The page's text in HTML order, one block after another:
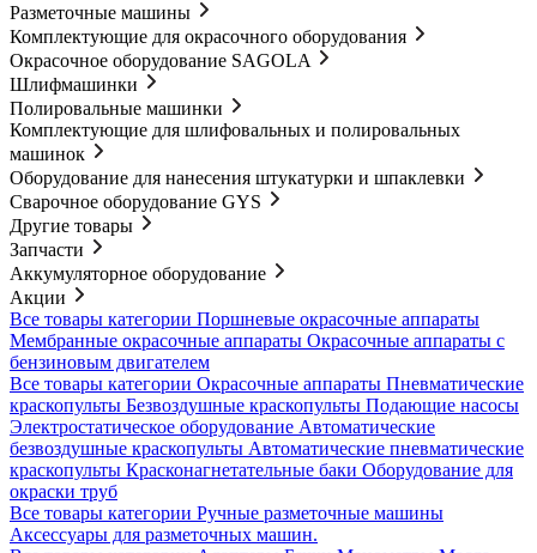
Разметочные машины
Комплектующие для окрасочного оборудования
Окрасочное оборудование SAGOLA
Шлифмашинки
Полировальные машинки
Комплектующие для шлифовальных и полировальных
машинок
Оборудование для нанесения штукатурки и шпаклевки
Сварочное оборудование GYS
Другие товары
Запчасти
Аккумуляторное оборудование
Акции
Все товары категории Поршневые окрасочные аппараты
Мембранные окрасочные аппараты Окрасочные аппараты с
бензиновым двигателем
Все товары категории Окрасочные аппараты Пневматические
краскопульты Безвоздушные краскопульты Подающие насосы
Электростатическое оборудование Автоматические
безвоздушные краскопульты Автоматические пневматические
краскопульты Красконагнетательные баки Оборудование для
окраски труб
Все товары категории Ручные разметочные машины
Аксессуары для разметочных машин.